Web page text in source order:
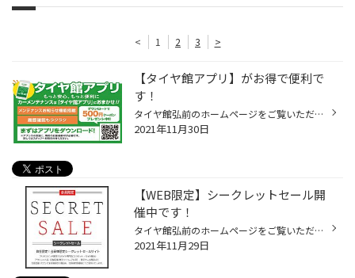
< 1 2 3 >
【タイヤ館アプリ】がお得で便利で
す！
タイヤ館弘前のホームページをご覧いただき誠にありがとうございます！ 今日は、【タイヤ館アプリ】のご紹介です！ みなさん、タイヤ館には無料のアプリがあるのはご存じでしょうか？ お得な情報をいち早くゲットできて、作業や点検日の履歴を確認出来る便利なアプリです！ 次回のオイル交換等も教...
2021年11月30日
【WEB限定】シークレットセール開
催中です！
タイヤ館弘前のホームページをご覧いただき誠にありがとうございます！ みなさま、当WEBのバナーはもうチェック済みでしょうか？？ ただいま、こちらのホームページをご覧頂いた方だけのお得なセールを開催中です(*'▽')★ アウトレット品や限定セール商品などを会員様特別価格にてご案内しております...
2021年11月29日